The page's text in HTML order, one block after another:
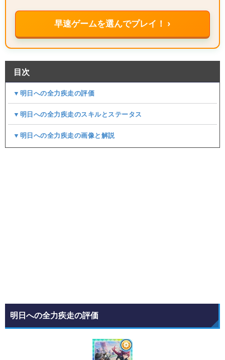
早速ゲームを選んでプレイ！ ›
目次
▼明日への全力疾走の評価
▼明日への全力疾走のスキルとステータス
▼明日への全力疾走の画像と解説
明日への全力疾走の評価